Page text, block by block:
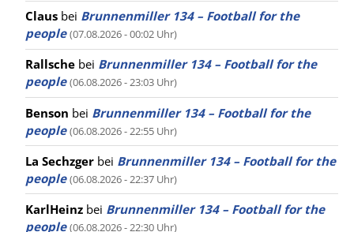
Claus bei Brunnenmiller 134 – Football for the
people (07.08.2026 - 00:02 Uhr)
Rallsche bei Brunnenmiller 134 – Football for the
people (06.08.2026 - 23:03 Uhr)
Benson bei Brunnenmiller 134 – Football for the
people (06.08.2026 - 22:55 Uhr)
La Sechzger bei Brunnenmiller 134 – Football for the
people (06.08.2026 - 22:37 Uhr)
KarlHeinz bei Brunnenmiller 134 – Football for the
people (06.08.2026 - 22:30 Uhr)